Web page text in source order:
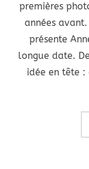
premières
années
présente
longue date.
idée en tête :